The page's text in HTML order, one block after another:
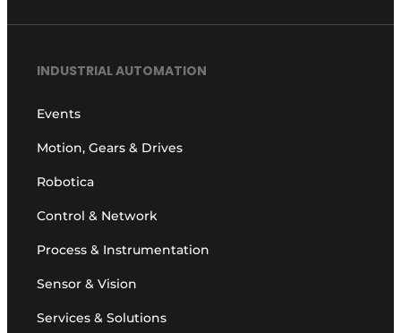
INDUSTRIAL AUTOMATION
Events
Motion, Gears & Drives
Robotica
Control & Network
Process & Instrumentation
Sensor & Vision
Services & Solutions